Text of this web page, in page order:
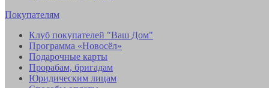
Покупателям
Клуб покупателей "Ваш Дом"
Программа «Новосёл»
Подарочные карты
Прорабам, бригадам
Юридическим лицам